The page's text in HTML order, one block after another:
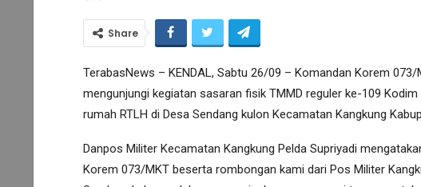
Share
TerabasNews – KENDAL, Sabtu 26/09 – Komandan Korem
mengunjungi kegiatan sasaran fisik TMMD reguler ke-109
rumah RTLH di Desa Sendang kulon Kecamatan Kangkung
Danpos Militer Kecamatan Kangkung Pelda Supriyadi
Korem 073/MKT beserta rombongan kami dari Pos Militer